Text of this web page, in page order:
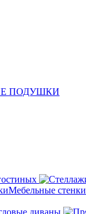
ПОДУШКИ
Мебельные стенки